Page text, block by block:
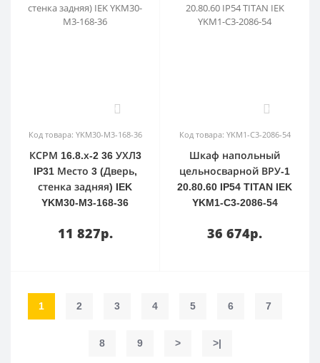
Код товара: YKM30-M3-168-36
КСРМ 16.8.х-2 36 УХЛ3
IP31 Место 3 (Дверь,
стенка задняя) IEK
YKM30-M3-168-36
11 827р.
Код товара: YKM1-C3-2086-54
Шкаф напольный
цельносварной ВРУ-1
20.80.60 IP54 TITAN IEK
YKM1-C3-2086-54
36 674р.
1 2 3 4 5 6 7
8 9 > >|